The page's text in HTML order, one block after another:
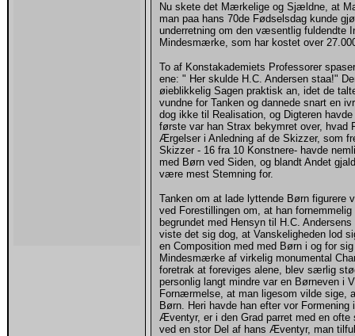
Nu skete det Mærkelige og Sjældne, at
man paa hans 70de Fødselsdag kunde
underretning om den væsentlig fuldendte
Mindesmærke, som har kostet over
To af Konstakademiets Professorer
ene: " Her skulde H.C. Andersen staa!"
øieblikkelig Sagen praktisk an, idet de
vundne for Tanken og dannede snart en
dog ikke til Realisation, og Digteren
første var han Strax bekymret over, hvad
Ærgelser i Anledning af de Skizzer, som
Skizzer - 16 fra 10 Konstnere- havde
med Børn ved Siden, og blandt Andet
være mest Stemning for.
Tanken om at lade lyttende Børn figurere
ved Forestillingen om, at han
begrundet med Hensyn til H.C.
viste det sig dog, at Vanskeligheden lod
en Composition med med Børn i og for
Mindesmærke af virkelig monumental
foretrak at foreviges alene, blev særlig
personlig langt mindre var en Børneven i
Fornærmelse, at man ligesom vilde sige,
Børn. Heri havde han efter vor
Æventyr, er i den Grad parret med en
ved en stor Del af hans Æventyr, man